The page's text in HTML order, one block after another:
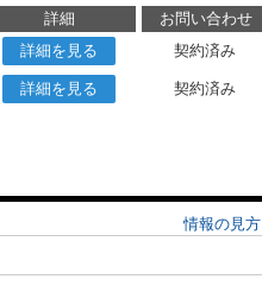
詳細
お問い合わせ
詳細を見る
契約済み
詳細を見る 契約済み
情報の見方